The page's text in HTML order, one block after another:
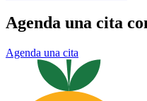
Agenda una cita
Agenda una cita